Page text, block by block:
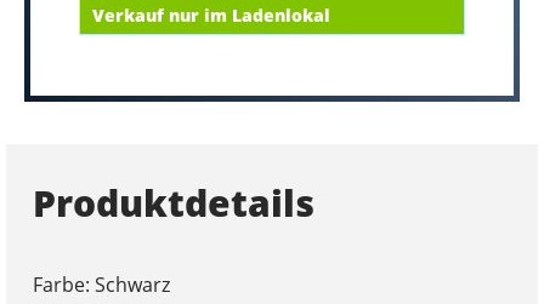
Verkauf nur im Ladenlokal
Produktdetails
Farbe: Schwarz